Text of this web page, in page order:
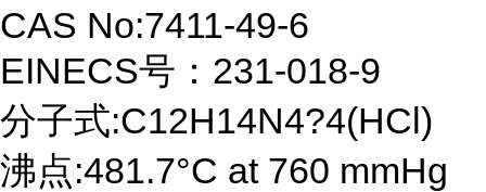
CAS No:7411-49-6
EINECS号：231-018-9
分子式:C12H14N4?4(HCl)
沸点:481.7°C at 760 mmHg